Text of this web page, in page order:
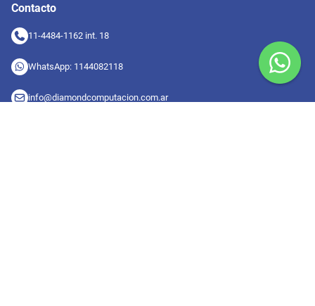
Contacto
11-4484-1162 int. 18
WhatsApp: 1144082118
info@diamondcomputacion.com.ar